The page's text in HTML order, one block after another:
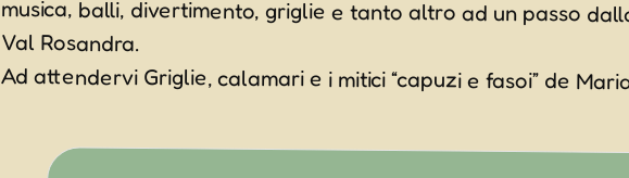
Val Rosandra.
Ad attendervi Griglie, calamari e i mitici “capuzi e fasoi” de